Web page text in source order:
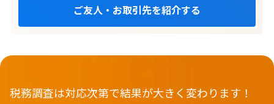
ご友人・お取引先を紹介する
税務調査は対応次第で結果が大きく変わります！